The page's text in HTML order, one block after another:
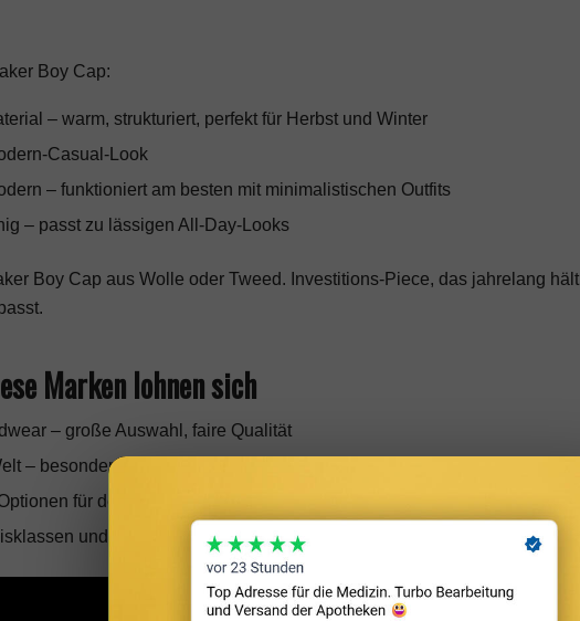
Boy Cap:
– warm, strukturiert, perfekt für Herbst und Winter
Casual-Look
– funktioniert am besten mit minimalistischen Outfits
– passt zu lässigen All-Day-Looks
Boy Cap aus Wolle oder Tweed. Investitions-Piece, das jahrelang hält
Marken lohnen sich
– große Auswahl, faire Qualität
– besonders die Cord- und Tweed-Varianten
für den Einstieg
und Styles